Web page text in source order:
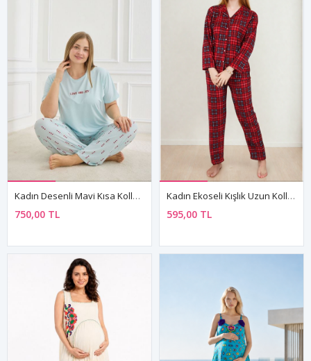
Kadın Desenli Mavi Kısa Kollu Esnek Yumuşak Dokulu Milan Kumaş Yazlık Büyük Beden Pijama Takımı
750,00 TL
Kadın Ekoseli Kışlık Uzun Kollu Desenli Önden Düğmeli Kırmızı Süet Pijama Takımı
595,00 TL